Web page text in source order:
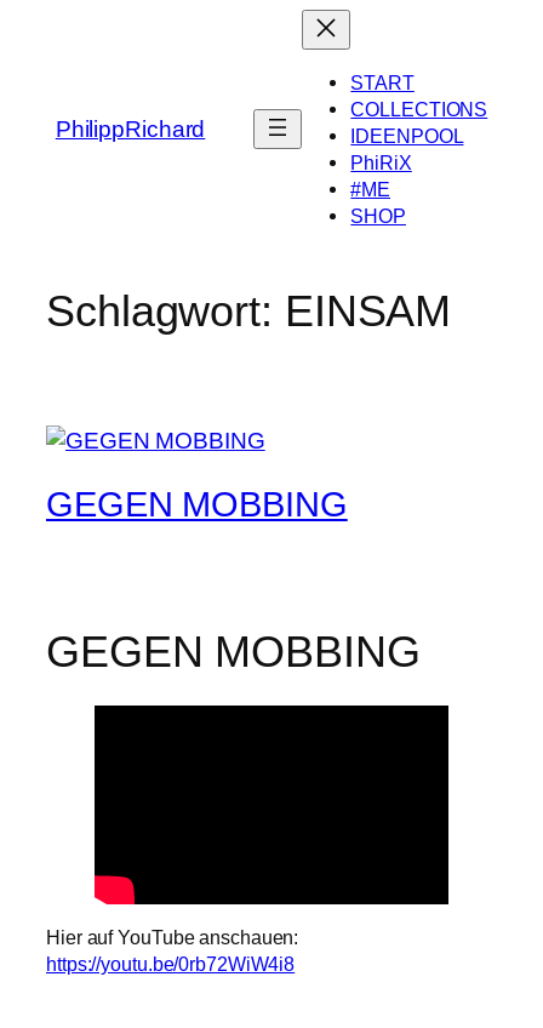
PhilippRichard
START
COLLECTIONS
IDEENPOOL
PhiRiX
#ME
SHOP
Schlagwort: EINSAM
GEGEN MOBBING
GEGEN MOBBING
Hier auf YouTube anschauen:
https://youtu.be/0rb72WiW4i8